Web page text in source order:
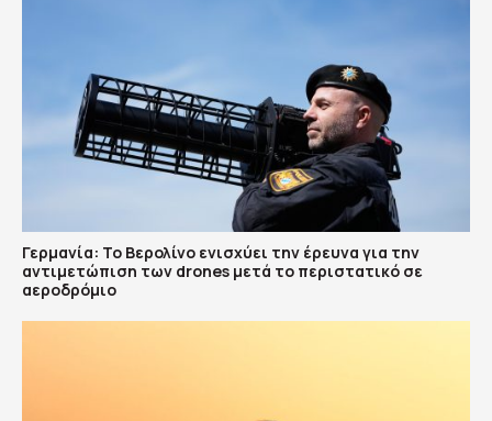
Γερμανία: Το Βερολίνο ενισχύει την έρευνα για την
αντιμετώπιση των drones μετά το περιστατικό σε
αεροδρόμιο